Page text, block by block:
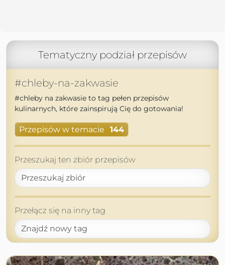
Tematyczny podział przepisów
#chleby-na-zakwasie
#chleby na zakwasie to tag pełen przepisów
kulinarnych, które zainspirują Cię do gotowania!
Przepisów w temacie 144
Przeszukaj ten zbiór przepisów
Przełącz się na inny tag